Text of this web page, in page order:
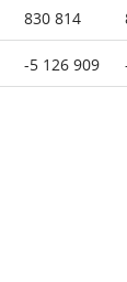
830 814
-5 126 909